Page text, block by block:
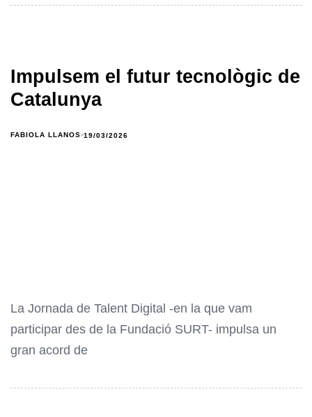
Impulsem el futur tecnològic de
Catalunya
FABIOLA LLANOS 19/03/2026
La Jornada de Talent Digital -en la que vam
participar des de la Fundació SURT- impulsa un
gran acord de